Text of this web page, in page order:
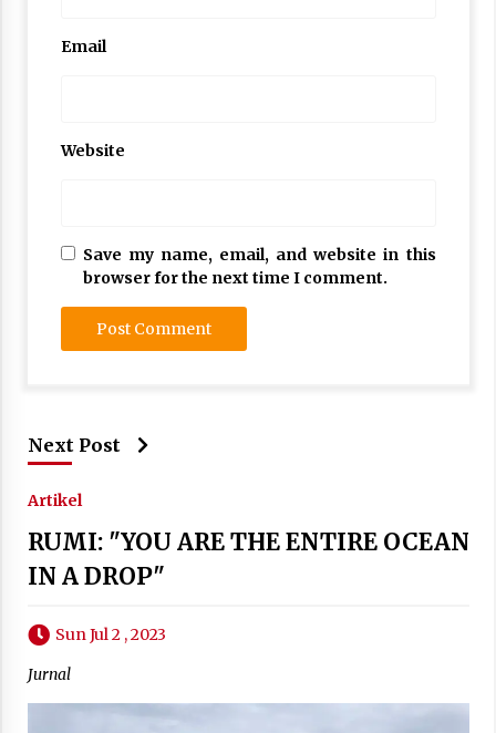
Email
Website
Save my name, email, and website in this
browser for the next time I comment.
Next Post
Artikel
RUMI: "YOU ARE THE ENTIRE OCEAN
IN A DROP"
Sun Jul 2 , 2023
Jurnal